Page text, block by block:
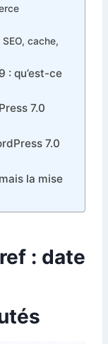
cache,
: qu’est-ce
7.0
7.0
la mise
: date